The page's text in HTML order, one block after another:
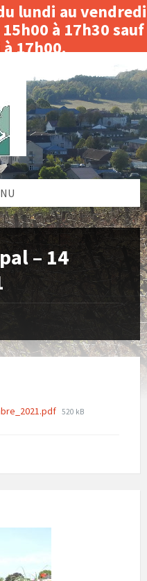
lundi au vendredi
à 17h30 sauf
17h00.
au 14 août 2026.
– 14
File
520 kB